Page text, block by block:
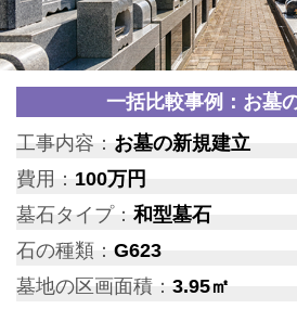
一括比較事例：お墓
工事内容： お墓の新規建立
費用： 100万円
墓石タイプ：和型墓石
石の種類： G623
墓地の区画面積： 3.95㎡